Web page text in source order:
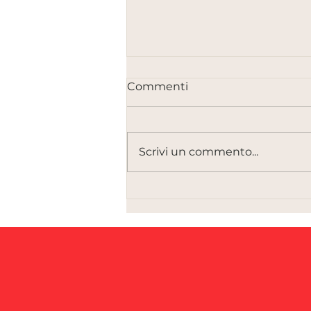
modello, ma l’ecosistema
Commenti
Scrivi un commento...